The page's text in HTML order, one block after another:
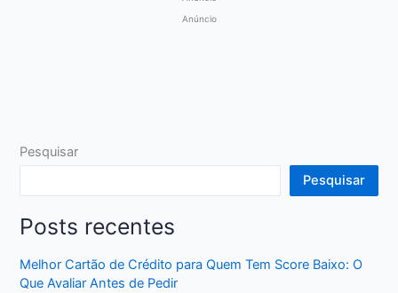
Anúncio
Pesquisar
Pesquisar
Posts recentes
Melhor Cartão de Crédito para Quem Tem Score Baixo: O
Que Avaliar Antes de Pedir